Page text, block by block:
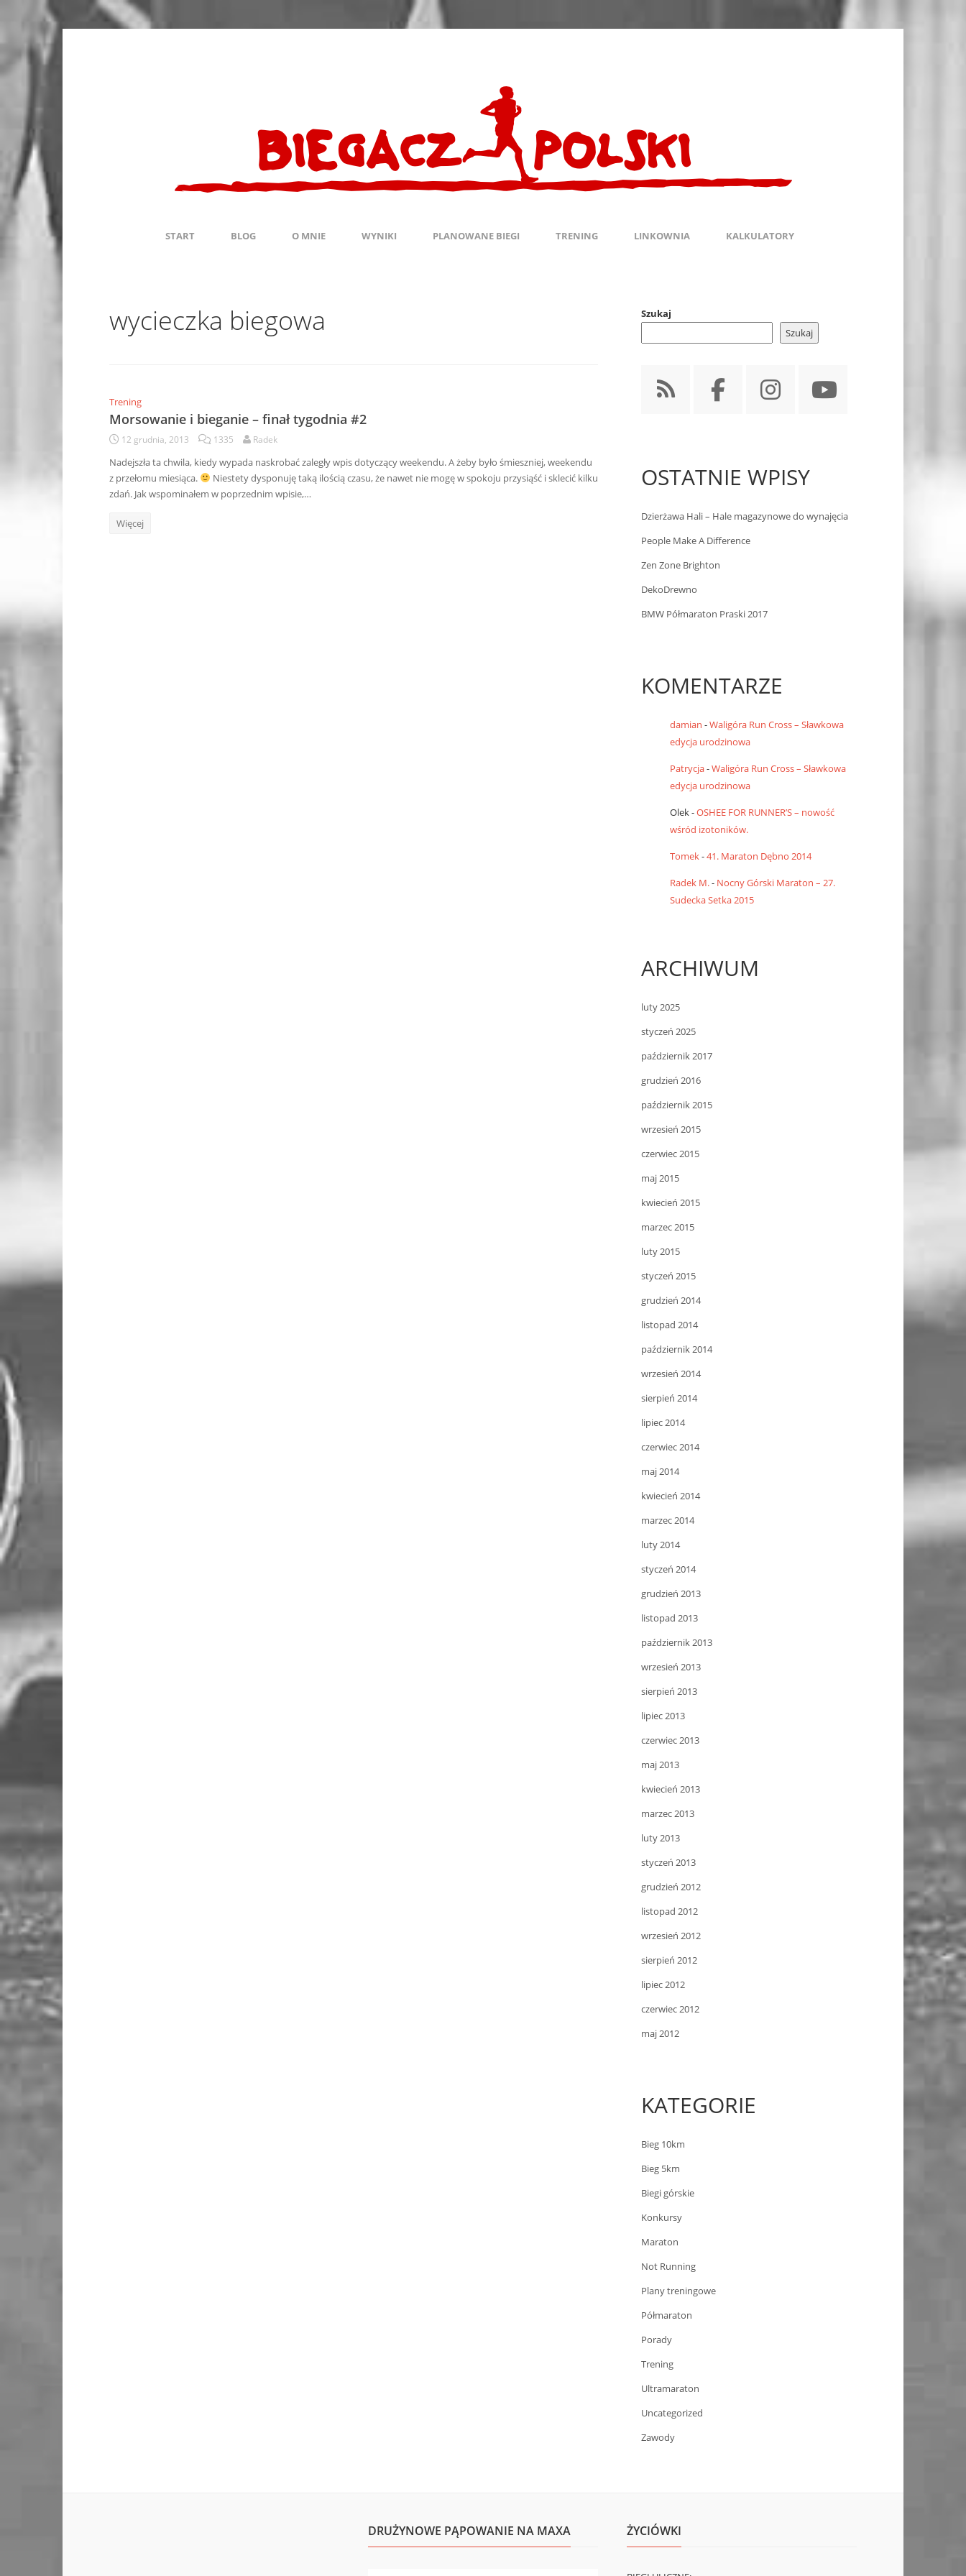
START BLOG O MNIE WYNIKI PLANOWANE BIEGI TRENING LINKOWNIA KALKULATORY
wycieczka biegowa
Trening
Morsowanie i bieganie – finał tygodnia #2
12 grudnia, 2013 1335 Radek
Nadejszła ta chwila, kiedy wypada naskrobać zaległy wpis dotyczący weekendu. A żeby było śmieszniej, weekendu
z przełomu miesiąca.
Niestety dysponuję taką ilością czasu, że nawet nie mogę w spokoju przysiąść i sklecić kilku
zdań. Jak wspominałem w poprzednim wpisie,…
Więcej
Szukaj
Szukaj
OSTATNIE WPISY
Dzierżawa Hali – Hale magazynowe do wynajęcia
People Make A Difference
Zen Zone Brighton
DekoDrewno
BMW Półmaraton Praski 2017
KOMENTARZE
damian -Waligóra Run Cross – Sławkowa
edycja urodzinowa
Patrycja-Waligóra Run Cross – Sławkowa
edycja urodzinowa
Olek-OSHEE FOR RUNNER’S – nowość
wśród izotoników.
Tomek-41. Maraton Dębno 2014
Radek M.- Nocny Górski Maraton – 27.
Sudecka Setka 2015
ARCHIWUM
luty 2025
styczeń 2025
październik 2017
grudzień 2016
październik 2015
wrzesień 2015
czerwiec 2015
maj 2015
kwiecień 2015
marzec 2015
luty 2015
styczeń 2015
grudzień 2014
listopad 2014
październik 2014
wrzesień 2014
sierpień 2014
lipiec 2014
czerwiec 2014
maj 2014
kwiecień 2014
marzec 2014
luty 2014
styczeń 2014
grudzień 2013
listopad 2013
październik 2013
wrzesień 2013
sierpień 2013
lipiec 2013
czerwiec 2013
maj 2013
kwiecień 2013
marzec 2013
luty 2013
styczeń 2013
grudzień 2012
listopad 2012
wrzesień 2012
sierpień 2012
lipiec 2012
czerwiec 2012
maj 2012
KATEGORIE
Bieg 10km
Bieg 5km
Biegi górskie
Konkursy
Maraton
Not Running
Plany treningowe
Półmaraton
Porady
Trening
Ultramaraton
Uncategorized
Zawody
DRUŻYNOWE PĄPOWANIE NA MAXA ŻYCIÓWKI